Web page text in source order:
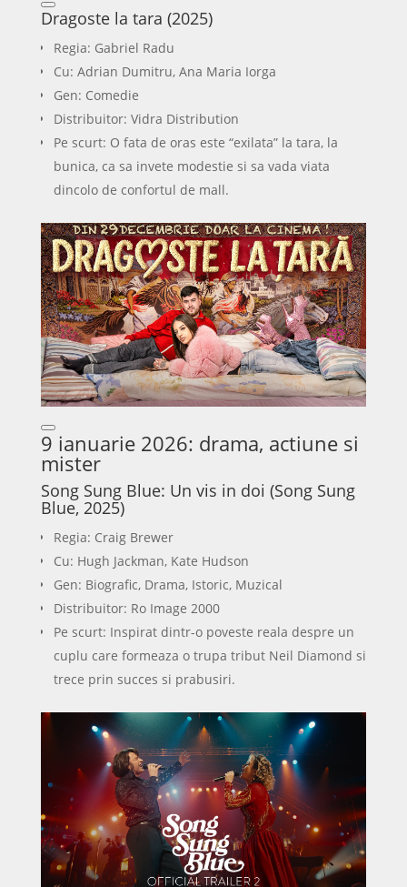
Dragoste la tara (2025)
Regia: Gabriel Radu
Cu: Adrian Dumitru, Ana Maria Iorga
Gen: Comedie
Distribuitor: Vidra Distribution
Pe scurt: O fata de oras este “exilata” la tara, la
bunica, ca sa invete modestie si sa vada viata
dincolo de confortul de mall.
9 ianuarie 2026: drama, actiune si
mister
Song Sung Blue: Un vis in doi (Song Sung
Blue, 2025)
Regia: Craig Brewer
Cu: Hugh Jackman, Kate Hudson
Gen: Biografic, Drama, Istoric, Muzical
Distribuitor: Ro Image 2000
Pe scurt: Inspirat dintr-o poveste reala despre un
cuplu care formeaza o trupa tribut Neil Diamond si
trece prin succes si prabusiri.